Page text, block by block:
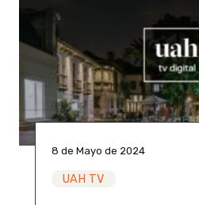
8 de Mayo de 2024
UAH TV